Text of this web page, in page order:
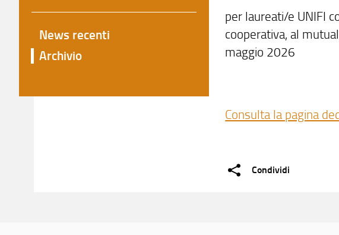
per laureati/e UNIFI
cooperativa, al
maggio 2026
Consulta la pagina
Condividi
News recenti
Archivio